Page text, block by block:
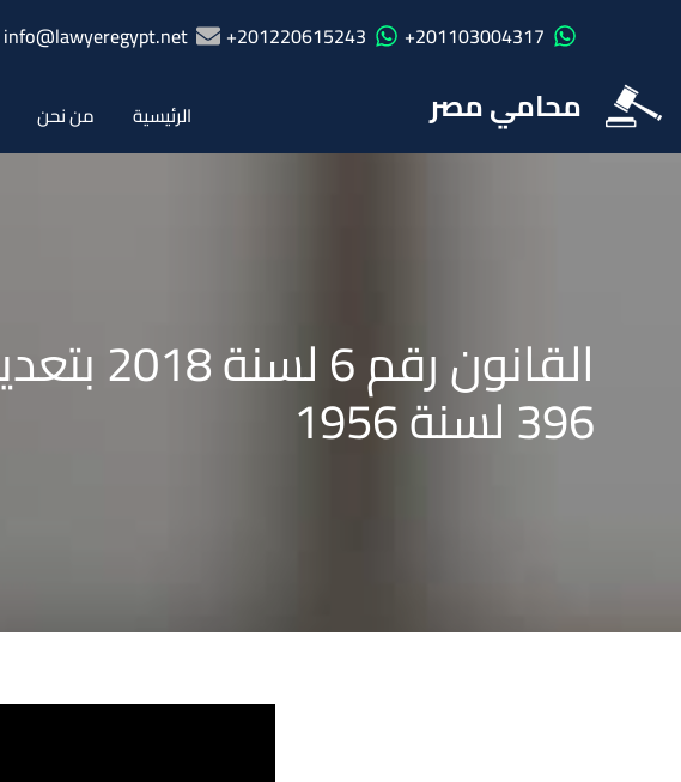
201103004317+
201220615243+
info@lawyeregypt.net
محامي مصر الرئيسية من نحن
396 لسنة 1956